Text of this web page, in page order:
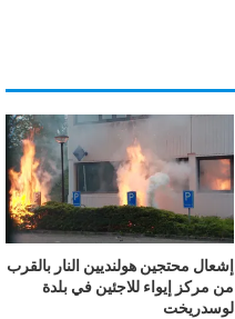
إشعال محتجين هولنديين النار بالقرب
من مركز إيواء للاجئين في بلدة
لوسدريخت